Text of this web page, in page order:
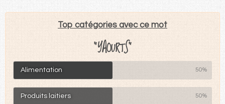
Top catégories avec ce mot
"YAOURTS"
Alimentation 50%
Produits laitiers 50%